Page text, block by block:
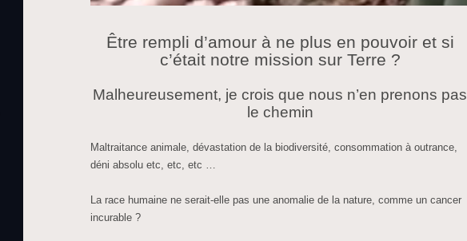
Être rempli d’amour à ne plus en pouvoir et si
c’était notre mission sur Terre ?
Malheureusement, je crois que nous n’en prenons pas
le chemin
Maltraitance animale, dévastation de la biodiversité, consommation à outrance,
déni absolu etc, etc, etc …
La race humaine ne serait-elle pas une anomalie de la nature, comme un cancer
incurable ?